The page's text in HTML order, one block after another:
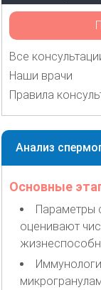
Все
Наши врачи
Правила
Анализ
Основные
Параметры
оценивают